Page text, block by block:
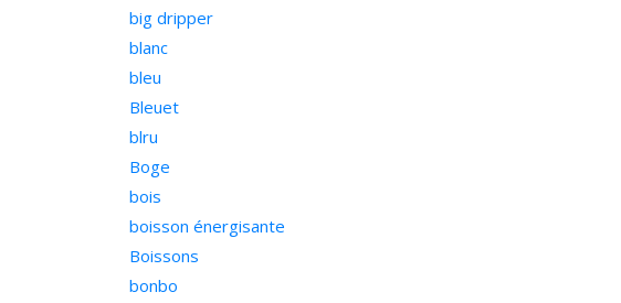
big dripper
blanc
bleu
Bleuet
blru
Boge
bois
boisson énergisante
Boissons
bonbo